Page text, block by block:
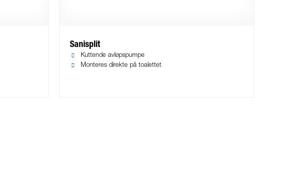
Sanisplit
Kuttende avløpspumpe
Monteres direkte på toalettet